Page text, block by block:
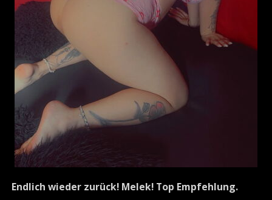
Endlich wieder zurück! Melek! Top Empfehlung.